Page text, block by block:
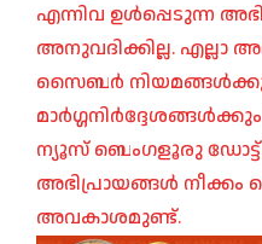
എന്നിവ ഉൾപ്പെടുന്ന
അനുവദിക്കില്ല. എല്ലാ
സൈബർ നിയമങ്ങൾക്കും
ന്യൂസ് ബെംഗളൂരു
അഭിപ്രായങ്ങൾ നീക്കം
അവകാശമുണ്ട്.